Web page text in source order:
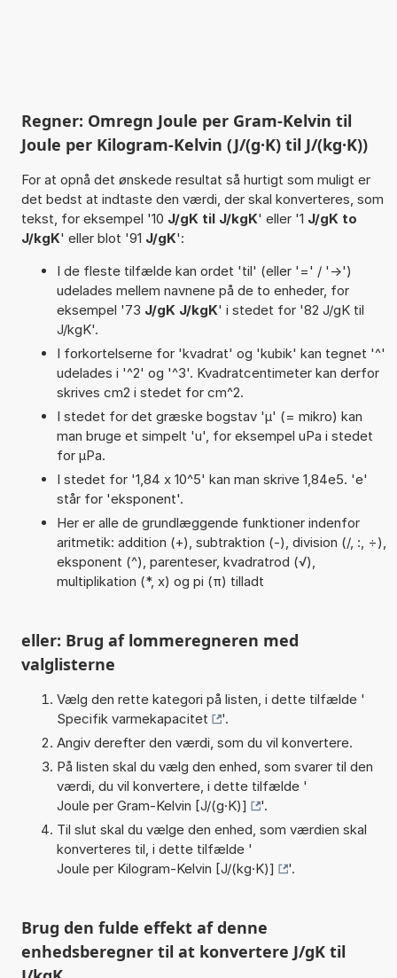
Regner: Omregn Joule per Gram-Kelvin til
Joule per Kilogram-Kelvin (J/(g·K) til J/(kg·K))
For at opnå det ønskede resultat så hurtigt som muligt er
det bedst at indtaste den værdi, der skal konverteres, som
tekst, for eksempel '10 J/gK til J/kgK' eller '1 J/gK to
J/kgK' eller blot '91 J/gK':
I de fleste tilfælde kan ordet 'til' (eller '=' / '->')
udelades mellem navnene på de to enheder, for
eksempel '73 J/gK J/kgK' i stedet for '82 J/gK til
J/kgK'.
I forkortelserne for 'kvadrat' og 'kubik' kan tegnet '^'
udelades i '^2' og '^3'. Kvadratcentimeter kan derfor
skrives cm2 i stedet for cm^2.
I stedet for det græske bogstav 'µ' (= mikro) kan
man bruge et simpelt 'u', for eksempel uPa i stedet
for µPa.
I stedet for '1,84 x 10^5' kan man skrive 1,84e5. 'e'
står for 'eksponent'.
Her er alle de grundlæggende funktioner indenfor
aritmetik: addition (+), subtraktion (-), division (/, :, ÷),
eksponent (^), parenteser, kvadratrod (√),
multiplikation (*, x) og pi (π) tilladt
eller: Brug af lommeregneren med
valglisterne
Vælg den rette kategori på listen, i dette tilfælde '
Specifik varmekapacitet
'.
Angiv derefter den værdi, som du vil konvertere.
På listen skal du vælg den enhed, som svarer til den
værdi, du vil konvertere, i dette tilfælde '
Joule per Gram-Kelvin [J/(g·K)]
'.
Til slut skal du vælge den enhed, som værdien skal
konverteres til, i dette tilfælde '
Joule per Kilogram-Kelvin [J/(kg·K)]
'.
Brug den fulde effekt af denne
enhedsberegner til at konvertere J/gK til